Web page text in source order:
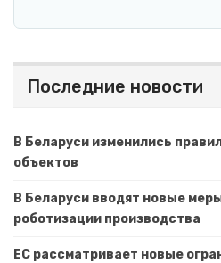
Последние новости
В Беларуси изменились
объектов
В Беларуси вводят новые
роботизации производства
ЕС рассматривает новые